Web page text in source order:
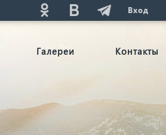
Вход
Галереи Контакты